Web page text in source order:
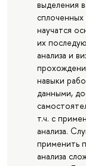
выделения
научатся
их
анализа и
навыки
данными,
т.ч. с
анализа.
применить
анализа